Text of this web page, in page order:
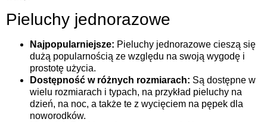
Pieluchy jednorazowe
Najpopularniejsze: Pieluchy jednorazowe cieszą się
dużą popularnością ze względu na swoją wygodę i
prostotę użycia.
Dostępność w różnych rozmiarach: Są dostępne w
wielu rozmiarach i typach, na przykład pieluchy na
dzień, na noc, a także te z wycięciem na pępek dla
noworodków.